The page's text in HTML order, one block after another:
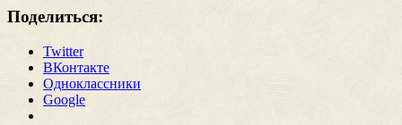
Поделиться:
Twitter
ВКонтакте
Одноклассники
Google